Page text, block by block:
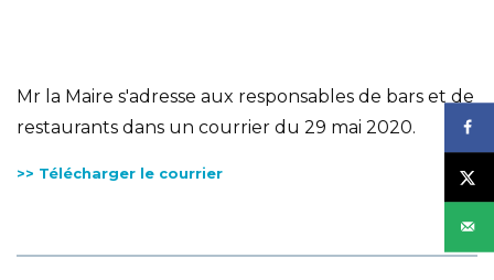
Mr la Maire s'adresse aux responsables de bars et de
restaurants dans un courrier du 29 mai 2020.
>> Télécharger le courrier